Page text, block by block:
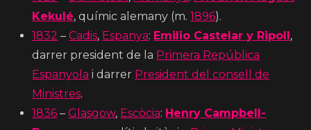
Kekulé, químic alemany (m.1896).
1832 –Cadis, Espanya: Emilio Castelar y Ripoll,
darrer president de la Primera República
Espanyola i darrer President del consell de
Ministres.
1836 –Glasgow, Escòcia: Henry Campbell-